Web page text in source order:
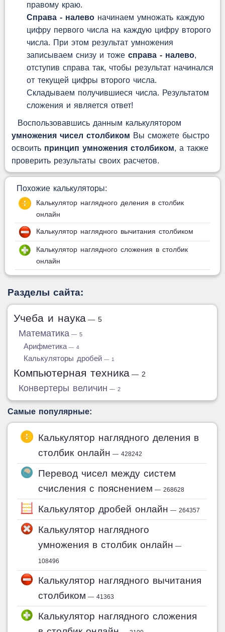
правому краю.
Справа - налевоначинаем умножать каждую
цифру первого числа на каждую цифру второго
числа. При этом результат умножения
записываем снизу и тоже справа - налево,
отступив справа так, чтобы результат начинался
от текущей цифры второго числа.
Складываем получившиеся числа. Результатом
сложения и является ответ!
Воспользовавшись данным калькулятором
умножения чисел столбиком Вы сможете быстро
освоить принцип умножения столбиком, а также
проверить результаты своих расчетов.
Похожие калькуляторы:
Калькулятор наглядного деления в столбик
онлайн
Калькулятор наглядного вычитания столбиком
Калькулятор наглядного сложения в столбик
онлайн
Разделы сайта:
Учеба и наука — 5
Математика — 5
Арифметика — 4
Калькуляторы дробей — 1
Компьютерная техника — 2
Конвертеры величин — 2
Самые популярные:
Калькулятор наглядного деления в
столбик онлайн — 428242
Перевод чисел между систем
счисления с пояснением — 268628
Калькулятор дробей онлайн — 264357
Калькулятор наглядного
умножения в столбик онлайн —
108496
Калькулятор наглядного вычитания
столбиком — 41363
Калькулятор наглядного сложения